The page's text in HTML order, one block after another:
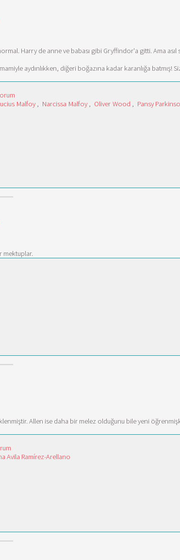
Harry de anne ve babası gibi Gryffindor'a gitti. Ama asıl
aydınlıkken, diğeri boğazına kadar karanlığa batmış!
Malfoy , Narcissa Malfoy , Oliver Wood , Pansy
mektuplar.
Allen ise daha bir melez olduğunu bile yeni
Avila Ramírez-Arellano